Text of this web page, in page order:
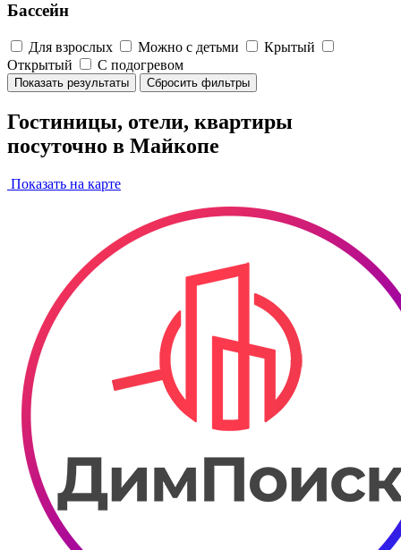
Бассейн
Для взрослых Можно с детьми
Крытый
Открытый
С подогревом
Показать результаты Сбросить фильтры
Гостиницы, отели, квартиры
посуточно в Майкопе
Показать на карте